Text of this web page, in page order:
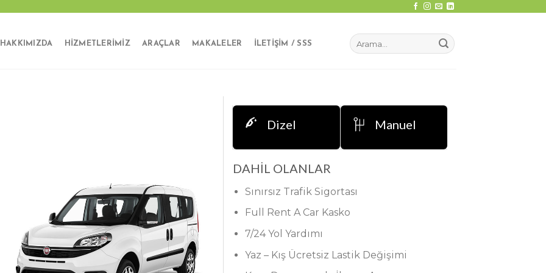
HAKKIMIZDA HIZMETLERIMIZ ARAÇLAR MAKALELER İLETIŞIM / SSS
Dizel Manuel
DAHİL OLANLAR
Sınırsız Trafik Sigortası
Full Rent A Car Kasko
7/24 Yol Yardımı
Yaz – Kış Ücretsiz Lastik Değişimi